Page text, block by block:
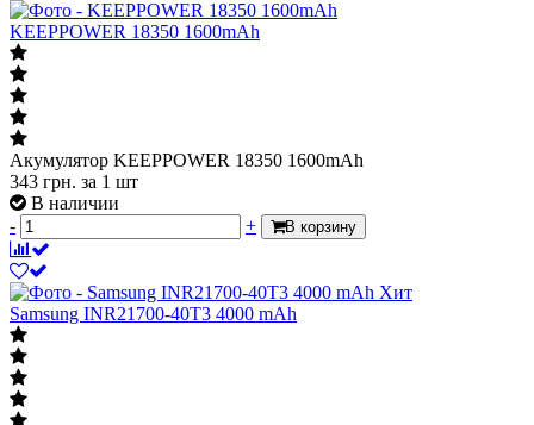
KEEPPOWER 18350 1600mAh
Акумулятор KEEPPOWER 18350 1600mAh
343 грн. за 1 шт
В наличии
-
+ В корзину
Хит
Samsung INR21700-40T3 4000 mAh